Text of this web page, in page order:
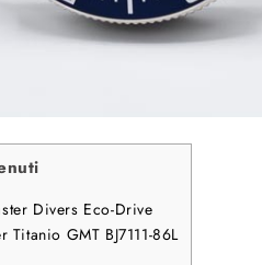
Divers Eco-Drive
GMT BJ7111-86L